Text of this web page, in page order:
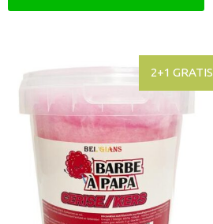
2+1 GRATIS